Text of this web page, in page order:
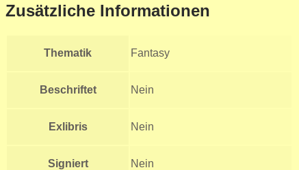
Zusätzliche Informationen
Thematik Fantasy
Beschriftet Nein
Exlibris Nein
Signiert Nein